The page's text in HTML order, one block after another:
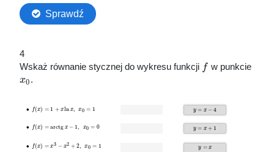
4
Wskaż równanie stycznej do wykresu funkcji f w punkcie
x0 .